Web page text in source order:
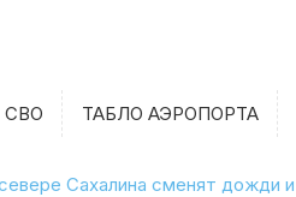
СВО ТАБЛО АЭРОПОРТА
Сахалина сменят дожди